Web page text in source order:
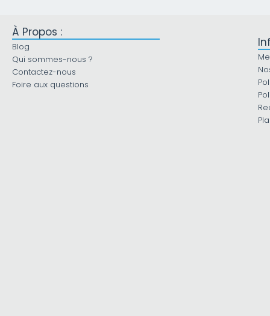
À Propos :
Blog
Qui sommes-nous ?
Contactez-nous
Foire aux questions